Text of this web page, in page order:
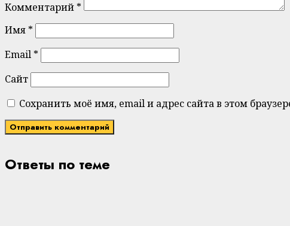
Комментарий *
Имя *
Email *
Сайт
Сохранить моё имя, email и адрес сайта в этом
Ответы по теме